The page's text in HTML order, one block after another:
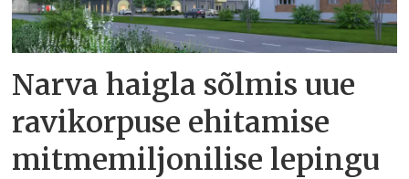
Narva haigla sõlmis uue
ravikorpuse ehitamise
mitmemiljonilise lepingu